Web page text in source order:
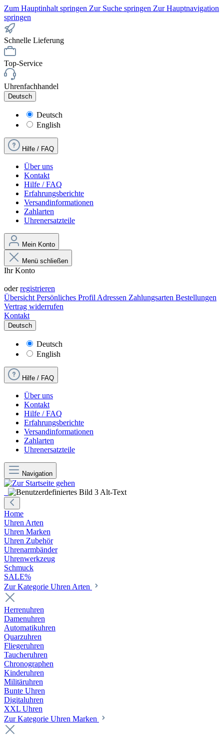
Zum Hauptinhalt springen Zur Suche springen Zur Hauptnavigation
springen
Schnelle Lieferung
Top-Service
Uhrenfachhandel
Deutsch
Deutsch
English
Hilfe / FAQ
Über uns
Kontakt
Hilfe / FAQ
Erfahrungsberichte
Versandinformationen
Zahlarten
Uhrenersatzteile
Mein Konto
Menü schließen
Ihr Konto
oderregistrieren
Übersicht Persönliches Profil Adressen Zahlungsarten Bestellungen
Vertrag widerrufen
Kontakt
Deutsch
Deutsch
English
Hilfe / FAQ
Über uns
Kontakt
Hilfe / FAQ
Erfahrungsberichte
Versandinformationen
Zahlarten
Uhrenersatzteile
Navigation
Home
Uhren Arten
Uhren Marken
Uhren Zubehör
Uhrenarmbänder
Uhrenwerkzeug
Schmuck
SALE%
Zur Kategorie Uhren Arten
Herrenuhren
Damenuhren
Automatikuhren
Quarzuhren
Fliegeruhren
Taucheruhren
Chronographen
Kinderuhren
Militäruhren
Bunte Uhren
Digitaluhren
XXL Uhren
Zur Kategorie Uhren Marken